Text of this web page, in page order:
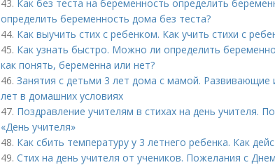
43. Как без теста на беременность определить
определить беременность дома без теста?
44. Как выучить стих с ребенком. Как учить стихи с
45. Как узнать быстро. Можно ли определить
как понять, беременна или нет?
46. Занятия с детьми 3 лет дома с мамой. Развивающие
лет в домашних условиях
47. Поздравление учителям в стихах на день учителя.
«День учителя»
48. Как сбить температуру у 3 летнего ребенка. Как
49. Стих на день учителя от учеников. Пожелания с